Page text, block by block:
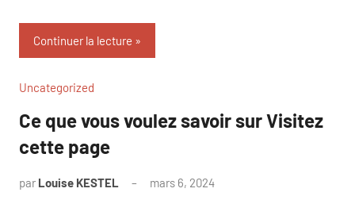
Continuer la lecture
Uncategorized
Ce que vous voulez savoir sur Visitez
cette page
par Louise KESTEL mars 6, 2024